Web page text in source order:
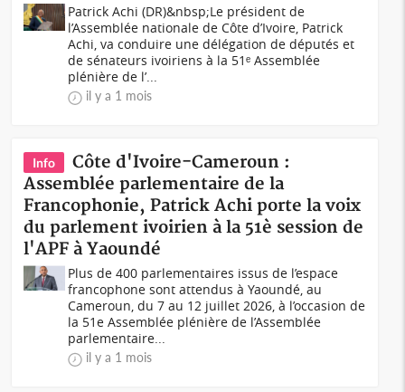
Patrick Achi (DR)&nbsp;Le président de
l’Assemblée nationale de Côte d’Ivoire, Patrick
Achi, va conduire une délégation de députés et
de sénateurs ivoiriens à la 51ᵉ Assemblée
plénière de l’...
il y a 1 mois
Info
Côte d'Ivoire-Cameroun :
Assemblée parlementaire de la
Francophonie, Patrick Achi porte la voix
du parlement ivoirien à la 51è session de
l'APF à Yaoundé
Plus de 400 parlementaires issus de l’espace
francophone sont attendus à Yaoundé, au
Cameroun, du 7 au 12 juillet 2026, à l’occasion de
la 51e Assemblée plénière de l’Assemblée
parlementaire...
il y a 1 mois